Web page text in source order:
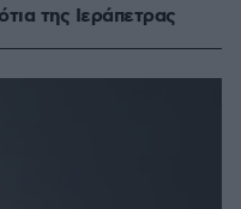
της Ιεράπετρας